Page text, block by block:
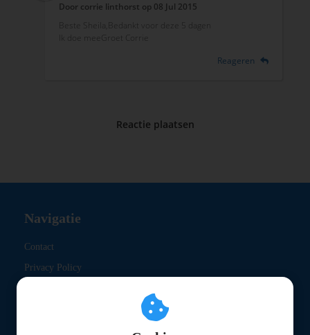
Door corrie linthorst op 08 Jul 2015
Beste Sheila,Bedankt voor deze 5 dagen
Ik doe meeGroet Corrie
Reageren
Reactie plaatsen
Navigatie
Contact
Privacy Policy